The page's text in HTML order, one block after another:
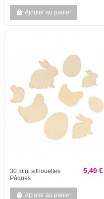
Ajouter au panier
30 mini silhouettes
Pâques
5,40 €
Ajouter au panier